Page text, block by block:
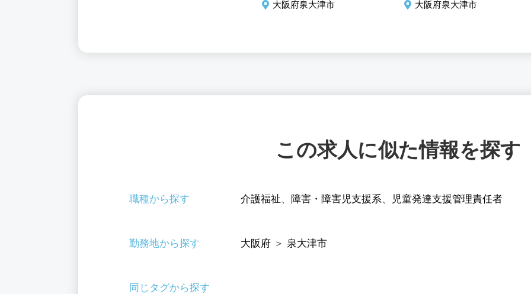
大阪府泉大津市
大阪府泉大津市
この求人に似た情報を探す
職種から探す 介護福祉、 障害・障害児支援系、 児童発達支援管理責任者
勤務地から探す 大阪府 ＞ 泉大津市
同じタグから探す